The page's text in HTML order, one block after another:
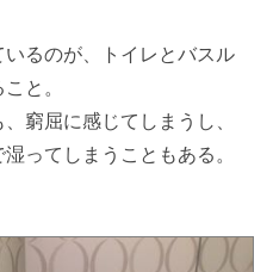
るのが、トイレとバスル
と。
窮屈に感じてしまうし、
ってしまうこともある。